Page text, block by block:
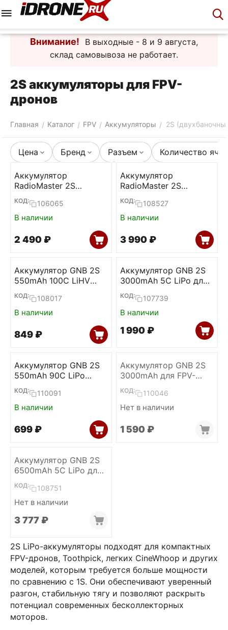
Внимание!
В выходные - 8 и 9 августа,
склад самовывоза не работает.
2S аккумуляторы для FPV-
дронов
Главная / Каталог / FPV / Аккумуляторы / 2S
Цена Бренд Разъем Количество
2S LiPo-аккумуляторы подходят для компактных
FPV-дронов, Toothpick, легких CineWhoop и других
моделей, которым требуется больше мощности
по сравнению с 1S. Они обеспечивают уверенный
разгон, стабильную тягу и позволяют раскрыть
потенциал современных бесколлекторных
моторов.
Аккумулятор
RadioMaster 2S
5000mAh для TX16S и
TX12 (XT30)
КОД: 106065
В наличии
2 490 ₽
Аккумулятор
RadioMaster 2S
6200mAh для TX16S и
Boxer
КОД: 108527
В наличии
3 990 ₽
Аккумулятор GNB 2S
550mAh 100C LiHV
(Long type, XT30)
КОД: 108017
В наличии
‍849‍ ₽
Аккумулятор GNB 2S
3000mAh 5C LiPo для
Radiomaster TX12
(XT30)
КОД: 107739
В наличии
1 990 ₽
Аккумулятор GNB 2S
550mAh 90C LiPo
(Long Type, XT30)
КОД: 110091
В наличии
‍699‍ ₽
Аккумулятор GNB 2S
3000mAh для FPV-
очков Skyzone /
FatShark (XT60 / XT30,
DC5.5)
КОД: 110046
Нет в наличии
1 590 ₽
Аккумулятор GNB 2S
6500mAh 5C LiPo для
Radiomaster Boxer
(XT30)
КОД: 108751
Нет в наличии
3 777 ₽
Корзина